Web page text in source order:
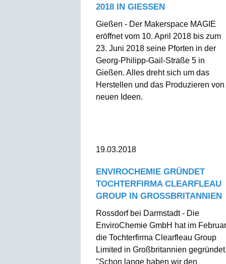
2018 IN GIESSEN
Gießen - Der Makerspace MAGIE
eröffnet vom 10. April 2018 bis zum
23. Juni 2018 seine Pforten in der
Georg-Philipp-Gail-Straße 5 in
Gießen. Alles dreht sich um das
Herstellen und das Produzieren von
neuen Ideen.
19.03.2018
ENVIROCHEMIE GRÜNDET
TOCHTERFIRMA CLEARFLEAU
GROUP IN GROSSBRITANNIEN
Rossdorf bei Darmstadt - Die
EnviroChemie GmbH hat im Februar
die Tochterfirma Clearfleau Group
Limited in Großbritannien
"Schon lange haben wir den